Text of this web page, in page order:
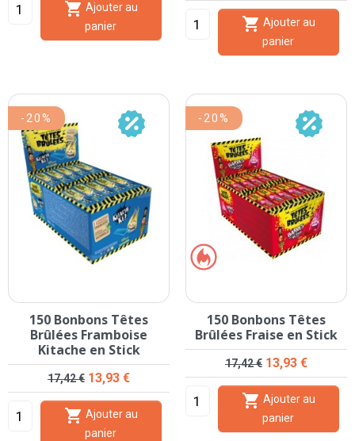

panier

panier
150 Bonbons Têtes
Brûlées Framboise
Kitache en Stick
Prix de base
17,42 € Prix
13,93 €

panier
-20%
150 Bonbons Têtes
Brûlées Fraise en Stick
Prix de base
17,42 € Prix
13,93 €

panier
-20%